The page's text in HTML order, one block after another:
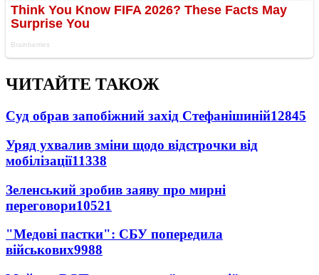
ЧИТАЙТЕ ТАКОЖ
Суд обрав запобіжний захід Стефанішиній12845
Уряд ухвалив зміни щодо відстрочки від
мобілізації11338
Зеленський зробив заяву про мирні
переговори10521
"Медові пастки": СБУ попередила
військових9988